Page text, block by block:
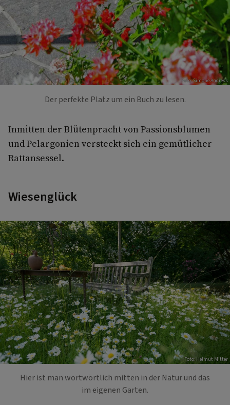
Foto: Simone Andress
Der perfekte Platz um ein Buch zu lesen.
Inmitten der Blütenpracht von Passionsblumen
und Pelargonien versteckt sich ein gemütlicher
Rattansessel.
Wiesenglück
Foto: Helmut Mitter
Hier ist man wortwörtlich mitten in der Natur und das
im eigenen Garten.